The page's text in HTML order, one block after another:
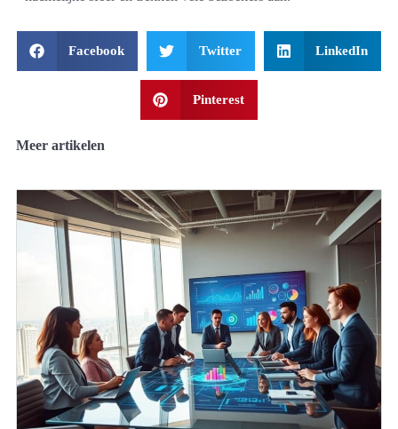
Facebook Twitter LinkedIn
Pinterest
Meer artikelen